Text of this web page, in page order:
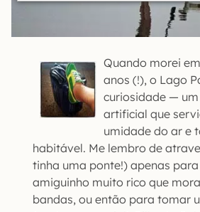
Quando morei
anos (!), o Lago
curiosidade —
artificial que
umidade do ar e
habitável. Me lembro de
tinha uma ponte!) apenas
amiguinho muito rico que
bandas, ou então para tomar